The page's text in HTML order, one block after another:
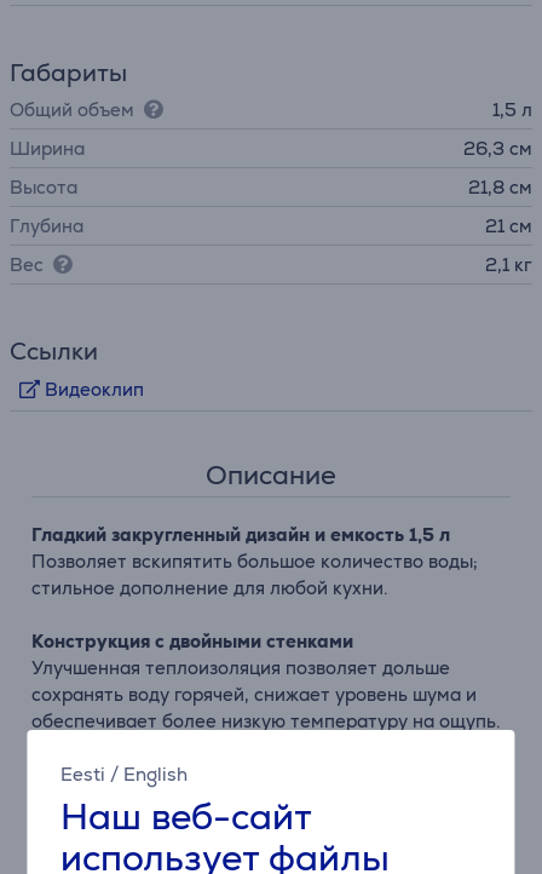
Eesti / English
Наш веб-сайт
использует файлы
Габариты
Общий объем
1,5 л
Ширина
26,3 см
Высота
21,8 см
Глубина
21 см
Вес
2,1 кг
Ссылки
Видеоклип
Описание
Гладкий закругленный дизайн и емкость 1,5 л
Позволяет вскипятить большое количество воды;
стильное дополнение для любой кухни.
Конструкция с двойными стенками
Улучшенная теплоизоляция позволяет дольше
сохранять воду горячей, снижает уровень шума и
обеспечивает более низкую температуру на ощупь.
Регулируемая температура от 50°C до 100°C
Выберите нужную температуру приготовления:
горячая вода для напитков, кипящая для бульонов.